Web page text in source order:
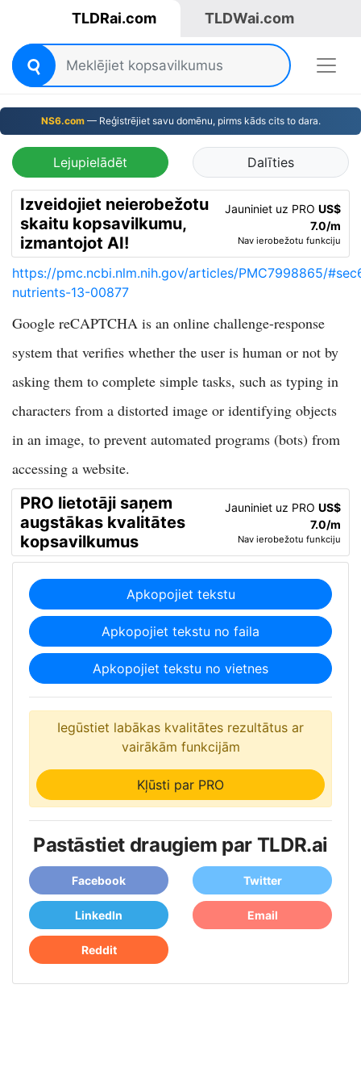
TLDRai.com TLDWai.com
NS6.com— Reģistrējiet savu domēnu, pirms kāds cits to dara.
Lejupielādēt Dalīties
Izveidojiet neierobežotu
skaitu kopsavilkumu,
izmantojot AI!
Jauniniet uz PRO US$
7.0/m
Nav ierobežotu funkciju
https://pmc.ncbi.nlm.nih.gov/articles/PMC7998865/
nutrients-13-00877
Google reCAPTCHA is an online challenge-response
system that verifies whether the user is human or not by
asking them to complete simple tasks, such as typing in
characters from a distorted image or identifying objects
in an image, to prevent automated programs (bots) from
accessing a website.
PRO lietotāji saņem
augstākas kvalitātes
kopsavilkumus
Jauniniet uz PRO US$
7.0/m
Nav ierobežotu funkciju
Apkopojiet tekstu
Apkopojiet tekstu no faila
Apkopojiet tekstu no vietnes
Iegūstiet labākas kvalitātes rezultātus ar
vairākām funkcijām
Kļūsti par PRO
Pastāstiet draugiem par TLDR.ai
Facebook Twitter
LinkedIn Email
Reddit